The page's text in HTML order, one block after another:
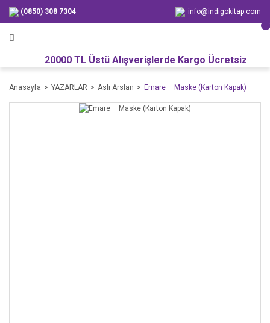
(0850) 308 7304 info@indigokitap.com
20000 TL Üstü Alışverişlerde Kargo Ücretsiz
Anasayfa YAZARLAR Aslı Arslan Emare – Maske (Karton Kapak)